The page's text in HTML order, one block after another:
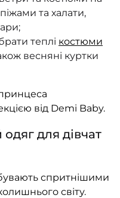
та халати,
теплі костюми
весняні куртки
від Demi Baby.
для дівчат
спритнішими
світу.